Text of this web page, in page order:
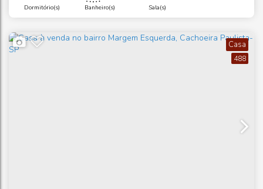
Dormitório(s) Banheiro(s) Sala(s)
488
Casa